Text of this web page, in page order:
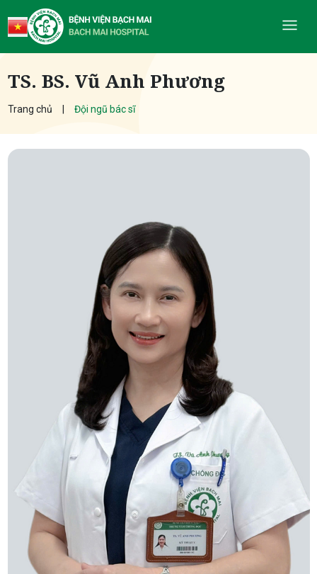
TS. BS. Vũ Anh Phương
Trang chủ Đội ngũ bác sĩ